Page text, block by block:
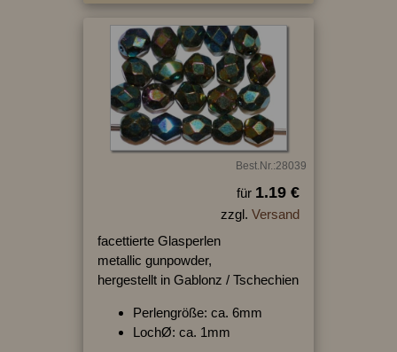
Best.Nr.:28039
für 1.19 €
zzgl. Versand
facettierte Glasperlen
metallic gunpowder,
hergestellt in Gablonz / Tschechien
Perlengröße: ca. 6mm
LochØ: ca. 1mm